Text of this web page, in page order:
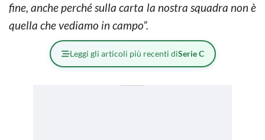
fine, anche perché sulla carta la nostra squadra non è
quella che vediamo in campo”.
Leggi gli articoli più recenti diSerie C